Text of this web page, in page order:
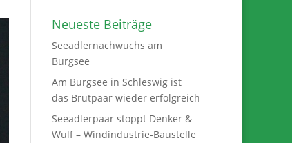
Neueste Beiträge
Seeadlernachwuchs am
Burgsee
Am Burgsee in Schleswig ist
das Brutpaar wieder erfolgreich
Seeadlerpaar stoppt Denker &
Wulf – Windindustrie-Baustelle